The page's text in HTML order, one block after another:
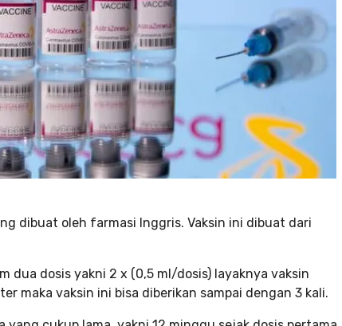
dibuat oleh farmasi Inggris. Vaksin ini dibuat dari
dua dosis yakni 2 x (0,5 ml/dosis) layaknya vaksin
maka vaksin ini bisa diberikan sampai dengan 3 kali.